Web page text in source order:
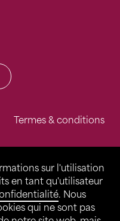
sur l'utilisation
en tant qu'utilisateur
. Nous
qui ne sont pas
Termes & conditions